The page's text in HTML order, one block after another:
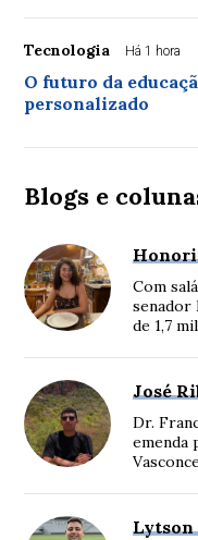
Tecnologia Há 1 hora
O futuro da
personalizado
Blogs e
Com
senador
de 1,7
José
Dr.
emenda
Lytson